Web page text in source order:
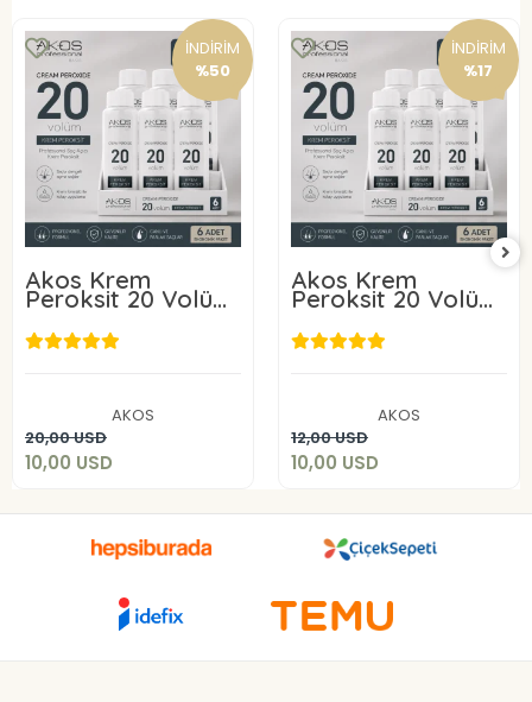
İNDİRİM
%50
Akos Krem
Peroksit 20 Volüm
%6 60ML-10 Adet
AKOS
20,00 USD
10,00 USD
Sepete Ekle
İNDİRİM
%17
Akos Krem
Peroksit 20 Volüm
%6 60ML-6 Adet
AKOS
12,00 USD
10,00 USD
Sepete Ekle